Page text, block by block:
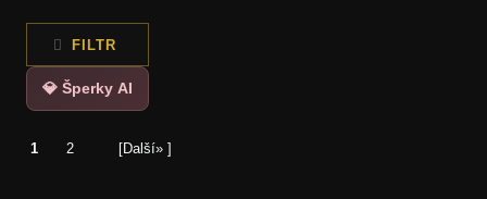
FILTR
💎 Šperky AI
1 2 [Další» ]